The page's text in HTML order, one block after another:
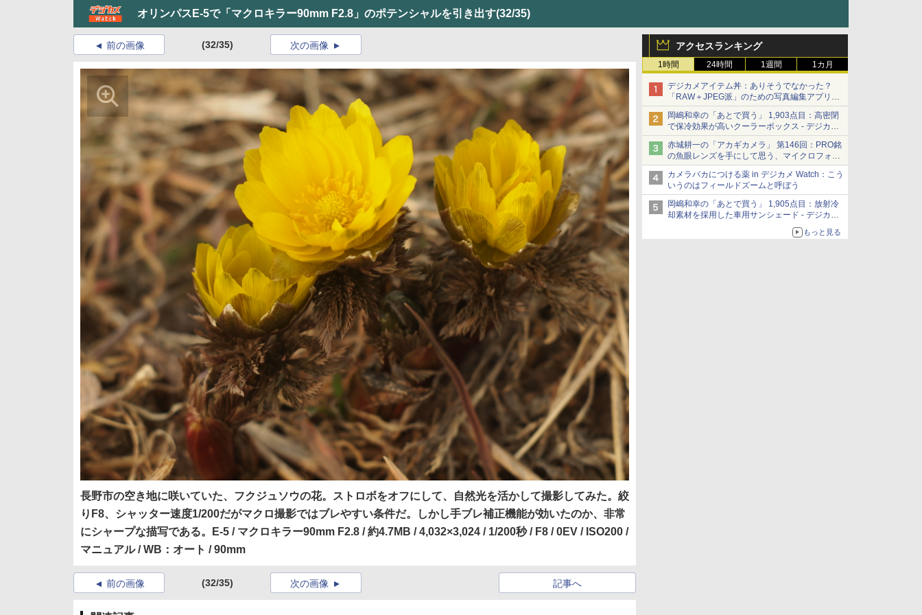
オリンパスE-5で「マクロキラー90mm F2.8」のポテンシャルを引き出す(32/35)
アクセスランキング
1時間 24時間 1週間 1カ月
デジカメアイテム丼：ありそうでなかった？
「RAW＋JPEG派」のための写真編集アプリ
カメラデフォルトのJPEGを大切にする
「Filmator」
岡嶋和幸の「あとで買う」 1,903点目：高密閉
で保冷効果が高いクーラーボックス - デジカメ
Watch
赤城耕一の「アカギカメラ」 第146回：PRO銘
の魚眼レンズを手にして思う、マイクロフォー
サーズへの期待と可能性
カメラバカにつける薬 in デジカメ Watch：こう
いうのはフィールドズームと呼ぼう
岡嶋和幸の「あとで買う」 1,905点目：放射冷
却素材を採用した車用サンシェード - デジカメ
もっと見る
前の画像 (32/35) 次の画像
長野市の空き地に咲いていた、フクジュソウの花。ストロボをオフにして、自然光を活かして撮影してみた。絞
りF8、シャッター速度1/200だがマクロ撮影ではブレやすい条件だ。しかし手ブレ補正機能が効いたのか、非常
にシャープな描写である。E-5 / マクロキラー90mm F2.8 / 約4.7MB / 4,032×3,024 / 1/200秒 / F8 / 0EV / ISO200 /
マニュアル / WB：オート / 90mm
前の画像 (32/35) 記事へ
次の画像